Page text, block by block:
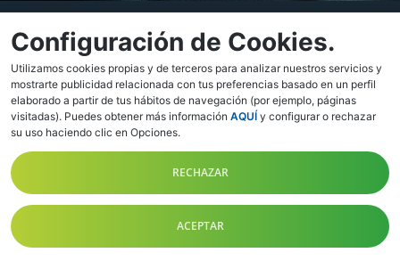
Configuración de Cookies.
Utilizamos cookies propias y de terceros para analizar nuestros servicios y
mostrarte publicidad relacionada con tus preferencias basado en un perfil
elaborado a partir de tus hábitos de navegación (por ejemplo, páginas
visitadas). Puedes obtener más información AQUÍ y configurar o rechazar
su uso haciendo clic en Opciones.
RECHAZAR
ACEPTAR
¿Alguna duda o dificultad?
Llama al900 813 607
2026 © OCU Ediciones, S.A. Todos los derechos reservados
Política de Privacidad
Aviso Legal
Términos y Condiciones de contratación